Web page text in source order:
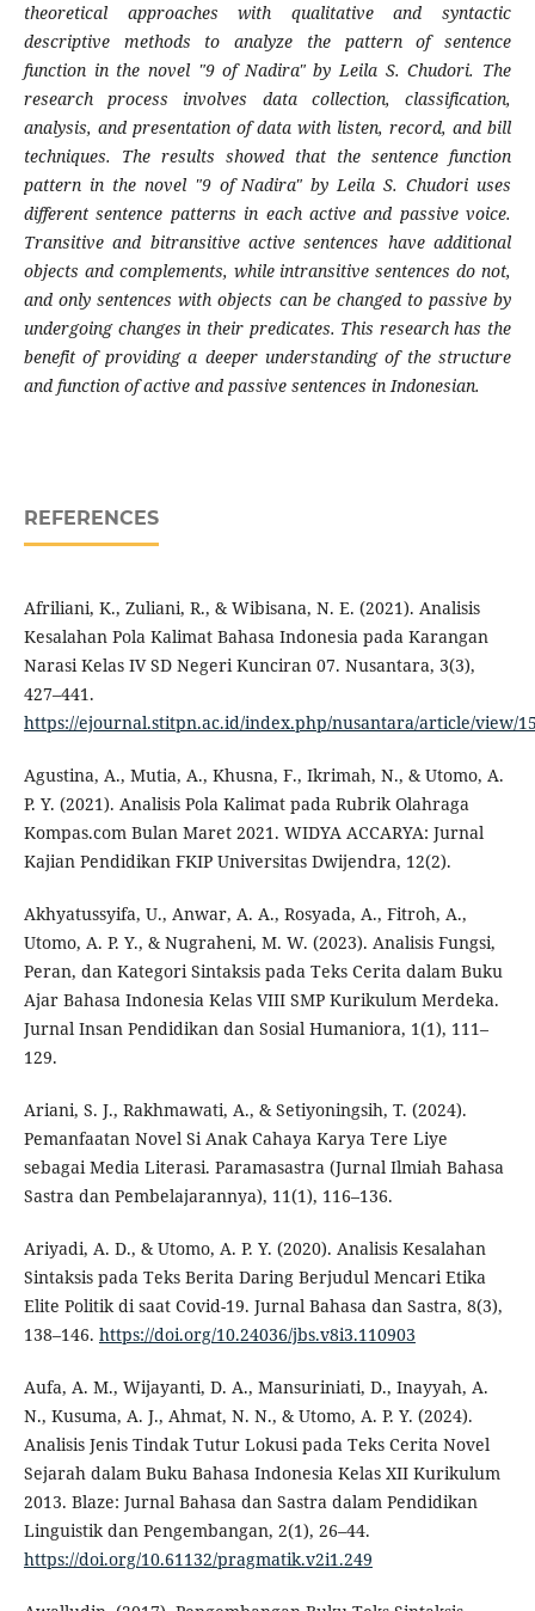
theoretical approaches with qualitative and syntactic
descriptive methods to analyze the pattern of sentence
function in the novel "9 of Nadira" byLeila S. Chudori. The
research process involves data collection, classification,
analysis, and presentation of data with listen, record, and bill
techniques. The results showed that the sentence function
pattern in the novel "9 of Nadira" by Leila S. Chudori uses
different sentence patterns in each active and passive voice.
Transitive and bitransitive active sentences have additional
objects and complements, while intransitive sentences do not,
and only sentences with objects can be changed to passive by
undergoing changes in their predicates. This research has the
benefit of providing a deeper understanding of the structure
and function of active and passive sentences in Indonesian.
REFERENCES
Afriliani, K., Zuliani, R., & Wibisana, N. E. (2021). Analisis
Kesalahan Pola Kalimat Bahasa Indonesia pada Karangan
Narasi Kelas IV SD Negeri Kunciran 07. Nusantara, 3(3),
427–441.
https://ejournal.stitpn.ac.id/index.php/nusantara/article/view/
Agustina, A., Mutia, A., Khusna, F., Ikrimah, N., & Utomo, A.
P. Y. (2021). Analisis Pola Kalimat pada Rubrik Olahraga
Kompas.com Bulan Maret 2021. WIDYA ACCARYA: Jurnal
Kajian Pendidikan FKIP Universitas Dwijendra, 12(2).
Akhyatussyifa, U., Anwar, A. A., Rosyada, A., Fitroh, A.,
Utomo, A. P. Y., & Nugraheni, M. W. (2023). Analisis Fungsi,
Peran, dan Kategori Sintaksis pada Teks Cerita dalam Buku
Ajar Bahasa Indonesia Kelas VIII SMP Kurikulum Merdeka.
Jurnal Insan Pendidikan dan Sosial Humaniora, 1(1), 111–
129.
Ariani, S. J., Rakhmawati, A., & Setiyoningsih, T. (2024).
Pemanfaatan Novel Si Anak Cahaya Karya Tere Liye
sebagai Media Literasi. Paramasastra (Jurnal Ilmiah Bahasa
Sastra dan Pembelajarannya), 11(1), 116–136.
Ariyadi, A. D., & Utomo, A. P. Y. (2020). Analisis Kesalahan
Sintaksis pada Teks Berita Daring Berjudul Mencari Etika
Elite Politik di saat Covid-19. Jurnal Bahasa dan Sastra, 8(3),
138–146. https://doi.org/10.24036/jbs.v8i3.110903
Aufa, A. M., Wijayanti, D. A., Mansuriniati, D., Inayyah, A.
N., Kusuma, A. J., Ahmat, N. N., & Utomo, A. P. Y. (2024).
Analisis Jenis Tindak Tutur Lokusi pada Teks Cerita Novel
Sejarah dalam Buku Bahasa Indonesia Kelas XII Kurikulum
2013. Blaze: Jurnal Bahasa dan Sastra dalam Pendidikan
Linguistik dan Pengembangan, 2(1), 26–44.
https://doi.org/10.61132/pragmatik.v2i1.249